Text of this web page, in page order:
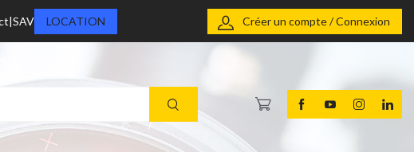
SAV LOCATION Créer un compte / Connexion